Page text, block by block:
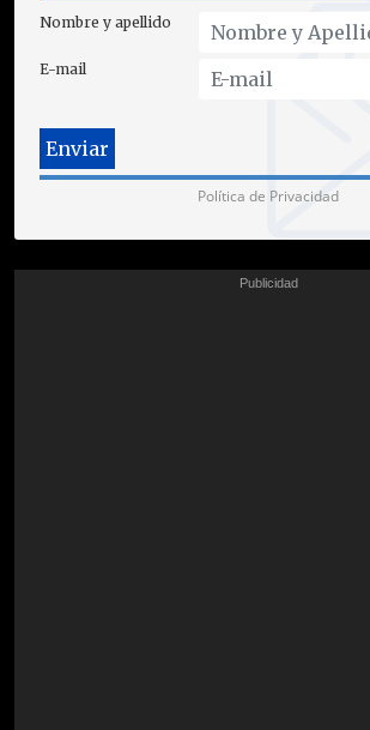
Nombre y apellido
E-mail
Política de Privacidad